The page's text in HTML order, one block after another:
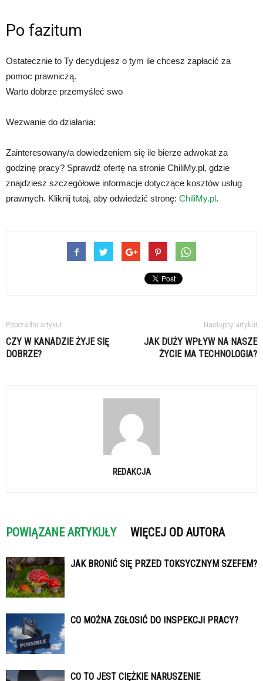
Po fazitum
Ostatecznie to Ty decydujesz o tym ile chcesz zapłacić za
pomoc prawniczą.
Warto dobrze przemyśleć swo
Wezwanie do działania:
Zainteresowany/a dowiedzeniem się ile bierze adwokat za
godzinę pracy? Sprawdź ofertę na stronie ChiliMy.pl, gdzie
znajdziesz szczegółowe informacje dotyczące kosztów usług
prawnych. Kliknij tutaj, aby odwiedzić stronę: ChiliMy.pl.
Poprzedni artykuł
CZY W KANADZIE ŻYJE SIĘ
DOBRZE?
Następny artykuł
JAK DUŻY WPŁYW NA NASZE
ŻYCIE MA TECHNOLOGIA?
REDAKCJA
POWIĄZANE ARTYKUŁY WIĘCEJ OD AUTORA
JAK BRONIĆ SIĘ PRZED TOKSYCZNYM SZEFEM?
CO MOŻNA ZGŁOSIĆ DO INSPEKCJI PRACY?
CO TO JEST CIĘŻKIE NARUSZENIE